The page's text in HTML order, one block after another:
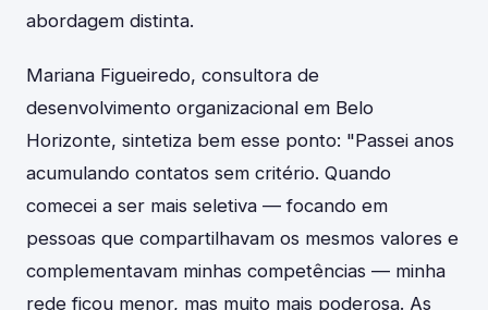
abordagem distinta.
Mariana Figueiredo, consultora de
desenvolvimento organizacional em Belo
Horizonte, sintetiza bem esse ponto: "Passei anos
acumulando contatos sem critério. Quando
comecei a ser mais seletiva — focando em
pessoas que compartilhavam os mesmos valores e
complementavam minhas competências — minha
rede ficou menor, mas muito mais poderosa. As